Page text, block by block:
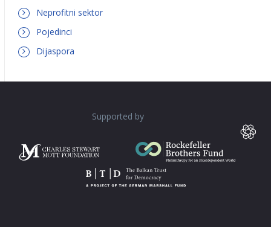
Neprofitni sektor
Pojedinci
Dijaspora
Supported by